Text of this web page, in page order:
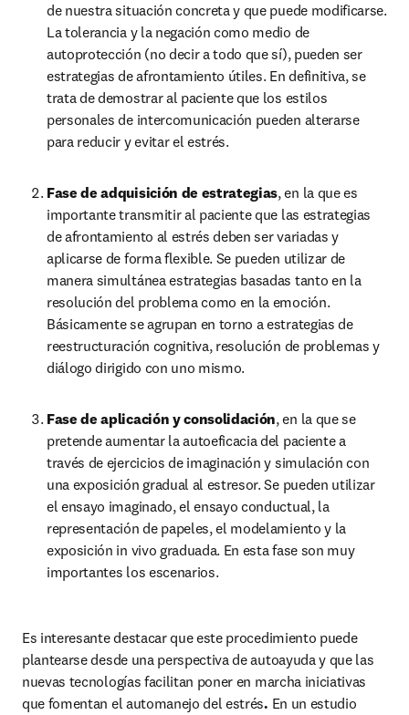
de nuestra situación concreta y que puede modificarse.
La tolerancia y la negación como medio de
autoprotección (no decir a todo que sí), pueden ser
estrategias de afrontamiento útiles. En definitiva, se
trata de demostrar al paciente que los estilos
personales de intercomunicación pueden alterarse
para reducir y evitar el estrés.
Fase de adquisición de estrategias, en la que es
importante transmitir al paciente que las estrategias
de afrontamiento al estrés deben ser variadas y
aplicarse de forma flexible. Se pueden utilizar de
manera simultánea estrategias basadas tanto en la
resolución del problema como en la emoción.
Básicamente se agrupan en torno a estrategias de
reestructuración cognitiva, resolución de problemas y
diálogo dirigido con uno mismo.
Fase de aplicación y consolidación, en la que se
pretende aumentar la autoeficacia del paciente a
través de ejercicios de imaginación y simulación con
una exposición gradual al estresor. Se pueden utilizar
el ensayo imaginado, el ensayo conductual, la
representación de papeles, el modelamiento y la
exposición in vivo graduada. En esta fase son muy
importantes los escenarios.
Es interesante destacar que este procedimiento puede
plantearse desde una perspectiva de autoayuda y que las
nuevas tecnologías facilitan poner en marcha iniciativas
que fomentan el automanejo del estrés. En un estudio